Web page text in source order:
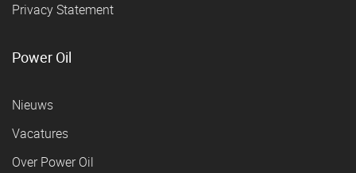
Privacy Statement
Power Oil
Nieuws
Vacatures
Over Power Oil